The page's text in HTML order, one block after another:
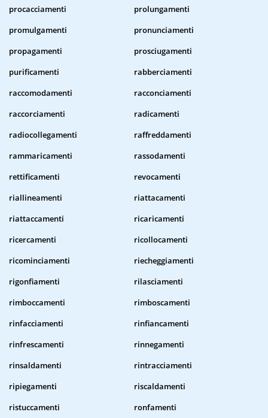
procacciamenti
prolungamenti
promulgamenti
pronunciamenti
propagamenti
prosciugamenti
purificamenti
rabberciamenti
raccomodamenti
racconciamenti
raccorciamenti
radicamenti
radiocollegamenti
raffreddamenti
rammaricamenti
rassodamenti
rettificamenti
revocamenti
riallineamenti
riattacamenti
riattaccamenti
ricaricamenti
ricercamenti
ricollocamenti
ricominciamenti
riecheggiamenti
rigonfiamenti
rilasciamenti
rimboccamenti
rimboscamenti
rinfacciamenti
rinfiancamenti
rinfrescamenti
rinnegamenti
rinsaldamenti
rintracciamenti
ripiegamenti
riscaldamenti
ristuccamenti
ronfamenti